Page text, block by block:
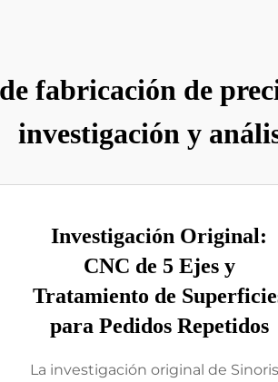
fabricación de
investigación y
Investigación Original:
CNC de 5 Ejes y
Tratamiento de
para Pedidos Repetidos
La investigación original de